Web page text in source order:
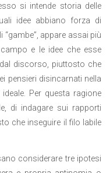
si intende storia delle
idee abbiano forza di
appare assai più
e le idee che esse
discorso, piuttosto che
pensieri disincarnati nella
Per questa ragione
di indagare sui rapporti
che inseguire il filo labile
considerare tre ipotesi